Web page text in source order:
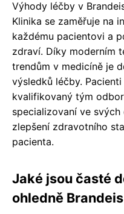
Výhody léčby v
Klinika se zaměřuje na
každému pacientovi a
zdraví. Díky moderním
trendům v medicíně je
výsledků léčby.
kvalifikovaný tým
specializovaní ve
zlepšení zdravotního
pacienta.
Jaké jsou časté
ohledně